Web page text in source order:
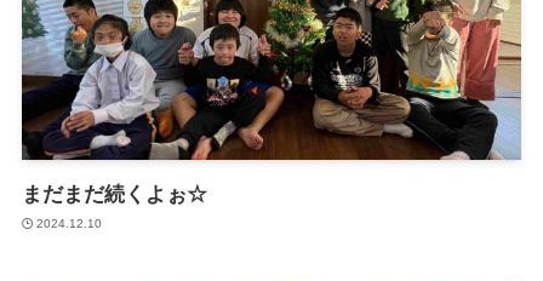
まだまだ続くよぉ☆
2024.12.10